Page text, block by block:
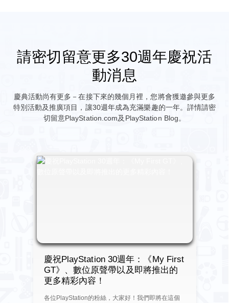
請密切留意更多30週年慶祝活
動消息
慶典活動尚有更多－在接下來的幾個月裡，您將會獲邀參與更多
特別活動及推廣項目，讓30週年成為充滿樂趣的一年。詳情請密
切留意PlayStation.com及PlayStation Blog。
慶祝PlayStation 30週年：《My First
GT》、數位原聲帶以及即將推出的
更多精彩內容！
各位PlayStation的粉絲，大家好！我們即將在這個